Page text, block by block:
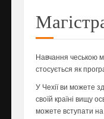
Навчання чеською
стосується як
У Чехії ви можете
своїй країні вищу
можете вступати на